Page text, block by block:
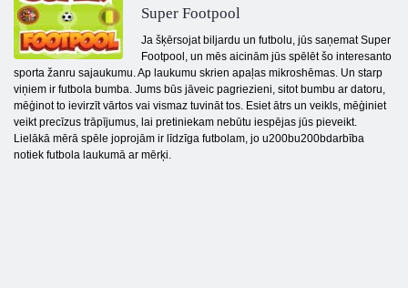
Super Footpool
Ja šķērsojat biljardu un futbolu, jūs saņemat Super
Footpool, un mēs aicinām jūs spēlēt šo interesanto
sporta žanru sajaukumu. Ap laukumu skrien apaļas mikroshēmas. Un starp
viņiem ir futbola bumba. Jums būs jāveic pagriezieni, sitot bumbu ar datoru,
mēģinot to ievirzīt vārtos vai vismaz tuvināt tos. Esiet ātrs un veikls, mēģiniet
veikt precīzus trāpījumus, lai pretiniekam nebūtu iespējas jūs pieveikt.
Lielākā mērā spēle joprojām ir līdzīga futbolam, jo u200bu200bdarbība
notiek futbola laukumā ar mērķi.